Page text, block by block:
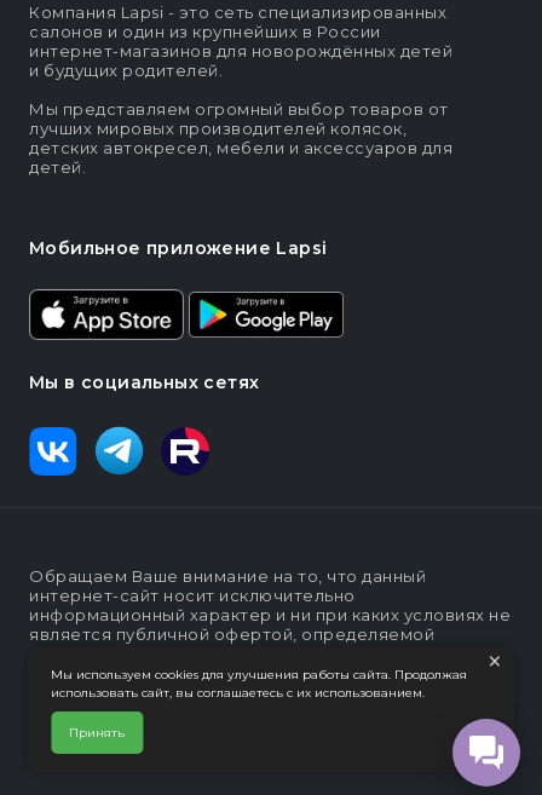
Компания Lapsi - это сеть специализированных
салонов и один из крупнейших в России
интернет-магазинов для новорождённых детей
и будущих родителей.
Мы представляем огромный выбор товаров от
лучших мировых производителей колясок,
детских автокресел, мебели и аксессуаров для
детей.
Мобильное приложение Lapsi
Мы в социальных сетях
Обращаем Ваше внимание на то, что данный
интернет-сайт носит исключительно
информационный характер и ни при каких условиях не
является публичной офертой, определяемой
положениями статьи п. 2 ст. 437 Гражданского кодекса
Российской Федерации
Политика конфеденциальности
Интернет-магазин "Lapsi".
×
Мы используем cookies для улучшения работы сайта. Продолжая
использовать сайт, вы соглашаетесь с их использованием.
Принять